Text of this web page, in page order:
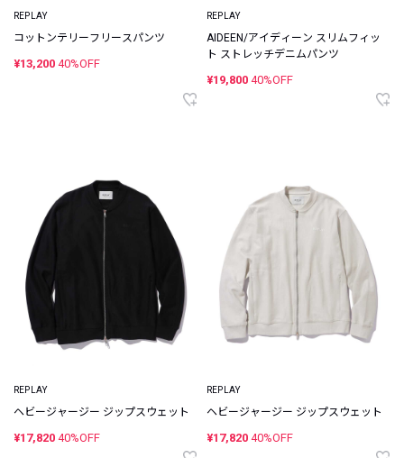
REPLAY
コットンテリーフリースパンツ
¥13,200 40%OFF
REPLAY
AIDEEN/アイディーン スリムフィッ
ト ストレッチデニムパンツ
¥19,800 40%OFF
REPLAY
ヘビージャージー ジップスウェット
¥17,820 40%OFF
REPLAY
ヘビージャージー ジップスウェット
¥17,820 40%OFF